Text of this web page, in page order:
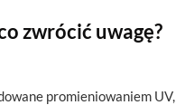
zwrócić uwagę?
promieniowaniem UV,